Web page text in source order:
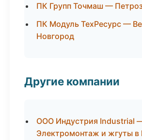
ПК Групп Точмаш —
ПК Модуль ТехРесурс —
Новгород
Другие компании
ООО Индустрия Industrial
Электромонтаж и жгуты